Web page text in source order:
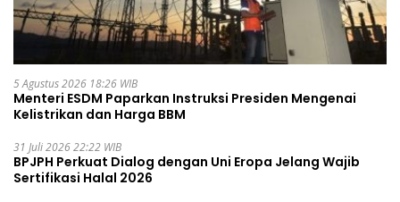
5 Agustus 2026 18:26 WIB
Menteri ESDM Paparkan Instruksi Presiden Mengenai
Kelistrikan dan Harga BBM
31 Juli 2026 22:22 WIB
BPJPH Perkuat Dialog dengan Uni Eropa Jelang Wajib
Sertifikasi Halal 2026